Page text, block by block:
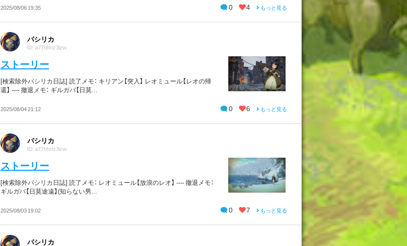
2025/08/06 19:35 0 4 もっと見る
パシリカ
ID: a77hhrtz3izw
ストーリー
[検索除外パシリカ日誌] 読了メモ： キリアン【突入】 レオミュール【レオの帰
還】 ---- 撤退メモ： ギルガバ【日莫...
2025/08/04 21:12 0 6 もっと見る
パシリカ
ID: a77hhrtz3izw
ストーリー
[検索除外パシリカ日誌] 読了メモ： レオミュール【放浪のレオ】 ---- 撤退メモ：
ギルガバ【日莫途遠】(知らない男...
2025/08/03 19:02 0 7 もっと見る
パシリカ